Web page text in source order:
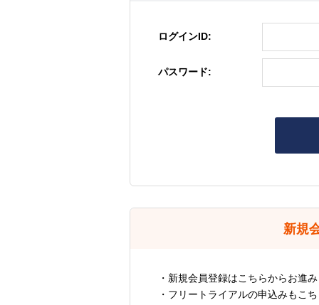
ログインID:
パスワード:
新規
・新規会員登録はこちらからお進
・フリートライアルの申込みもこ